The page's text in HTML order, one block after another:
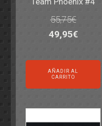
55,75€
El
original
era:
49,95€El
actual
AÑADIR AL
CARRITO